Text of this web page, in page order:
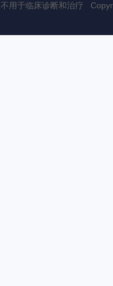
用于临床诊断和治疗